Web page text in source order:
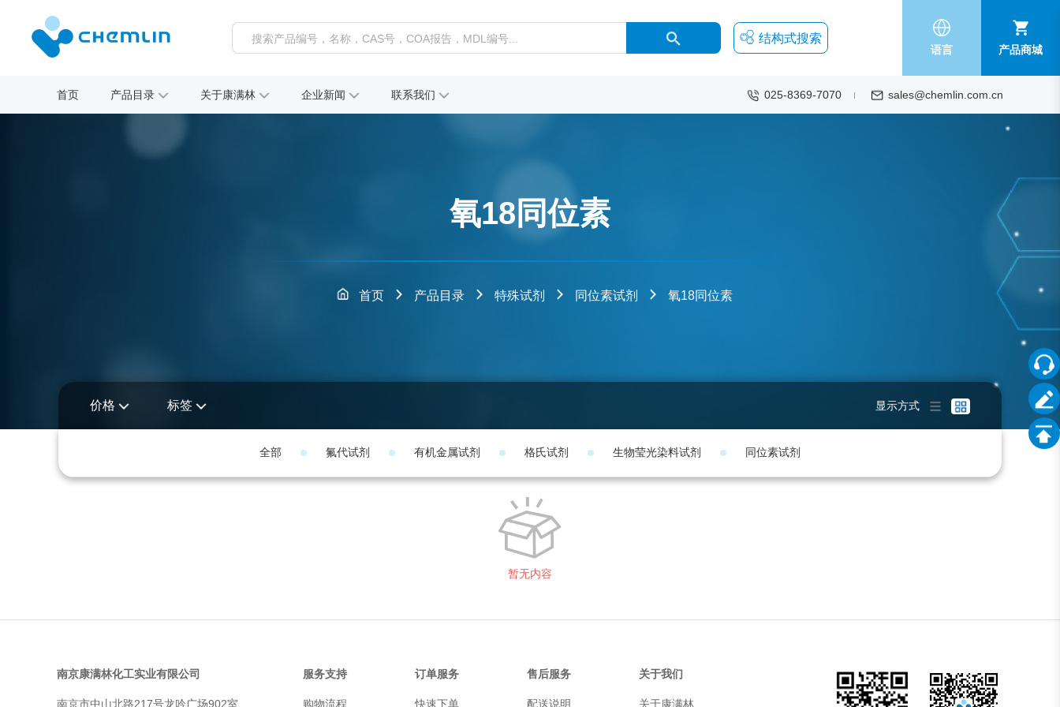
结构式搜索
语言 产品商城
首页 产品目录 关于康满林 企业新闻 联系我们 025-8369-7070 sales@chemlin.com.cn
氧18同位素
首页 产品目录 特殊试剂 同位素试剂 氧18同位素
价格 标签 显示方式
全部 氟代试剂 有机金属试剂 格氏试剂 生物莹光染料试剂 同位素试剂
暂无内容
南京康满林化工实业有限公司
南京市中山北路217号龙吟广场902室
服务支持
购物流程
订单服务
快速下单
售后服务
配送说明
关于我们
关于康满林